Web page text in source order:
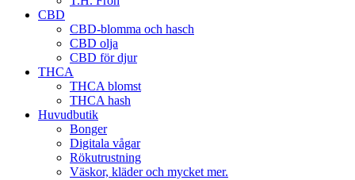
CBD
CBD-blomma och hasch
CBD olja
CBD för djur
THCA
THCA blomst
THCA hash
Huvudbutik
Bonger
Digitala vågar
Rökutrustning
Väskor, kläder och mycket mer.